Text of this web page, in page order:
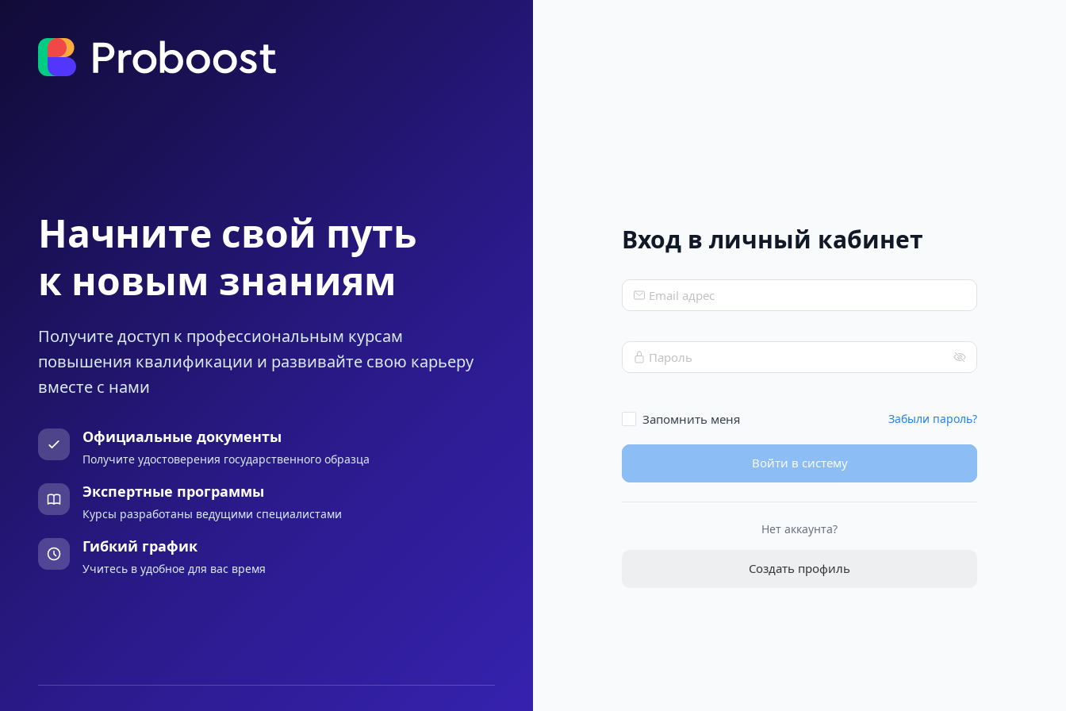
Начните свой путь
к новым знаниям
Получите доступ к профессиональным курсам
повышения квалификации и развивайте свою карьеру
вместе с нами
Официальные документы
Получите удостоверения государственного образца
Экспертные программы
Курсы разработаны ведущими специалистами
Гибкий график
Учитесь в удобное для вас время
Вход в личный кабинет
Email адрес
Пароль
Запомнить меня Забыли пароль?
Войти в систему
Нет аккаунта?
Создать профиль